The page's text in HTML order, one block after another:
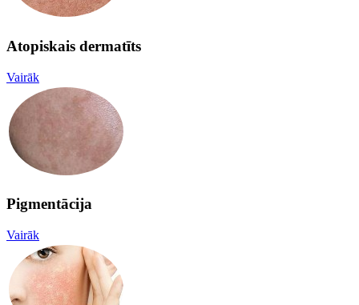
Atopiskais dermatīts
Vairāk
Pigmentācija
Vairāk